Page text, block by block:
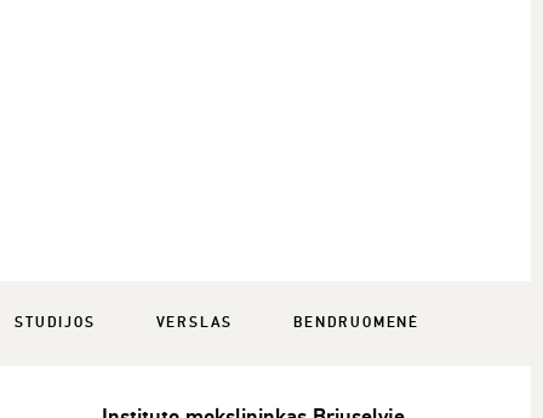
STUDIJOS VERSLAS BENDRUOMENĖ